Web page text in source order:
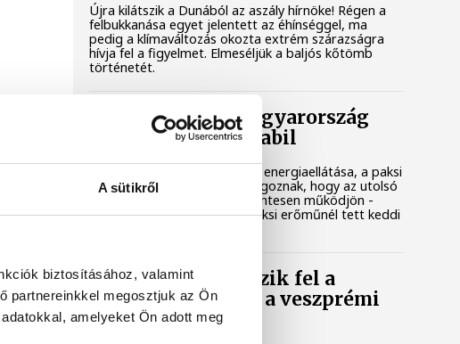
A sütikről
biztosításához, valamint
partnereinkkel megosztjuk az Ön
amelyeket Ön adott meg
Újra kilátszik a Dunából az aszály hírnöke! Régen a
felbukkanása egyet jelentett az éhínséggel, ma
pedig a klímaváltozás okozta extrém szárazságra
hívja fel a figyelmet. Elmeséljük a baljós kőtömb
történetét.
Magyar Péter: Magyarország
energiaellátása stabil
Jelenleg stabil Magyarország energiaellátása, a paksi
erőmű munkatársai azon dolgoznak, hogy az utolsó
még termelő turbina hibamentesen működjön -
közölte a miniszterelnök a paksi erőműnél tett keddi
Játék közben fedezik fel a
tudomány világát a veszprémi
gyerekek